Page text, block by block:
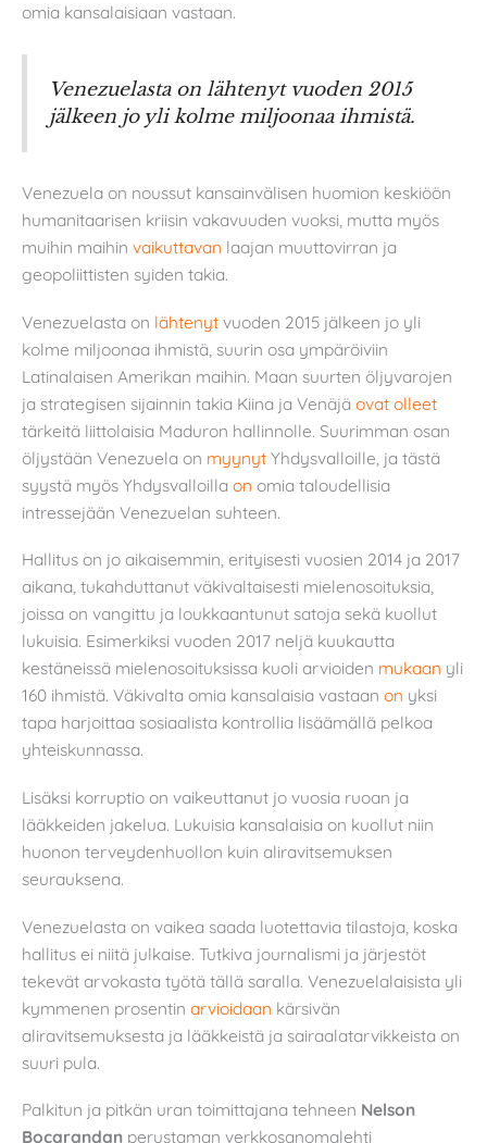
omia kansalaisiaan vastaan.
Venezuelasta on lähtenyt vuoden 2015
jälkeen jo yli kolme miljoonaa ihmistä.
Venezuela on noussut kansainvälisen huomion keskiöön
humanitaarisen kriisin vakavuuden vuoksi, mutta myös
muihin maihin vaikuttavan laajan muuttovirran ja
geopoliittisten syiden takia.
Venezuelasta on lähtenyt vuoden 2015 jälkeen jo yli
kolme miljoonaa ihmistä, suurin osa ympäröiviin
Latinalaisen Amerikan maihin. Maan suurten öljyvarojen
ja strategisen sijainnin takia Kiina ja Venäjä ovat olleet
tärkeitä liittolaisia Maduron hallinnolle. Suurimman osan
öljystään Venezuela on myynyt Yhdysvalloille, ja tästä
syystä myös Yhdysvalloilla on omia taloudellisia
intressejään Venezuelan suhteen.
Hallitus on jo aikaisemmin, erityisesti vuosien 2014 ja 2017
aikana, tukahduttanut väkivaltaisesti mielenosoituksia,
joissa on vangittu ja loukkaantunut satoja sekä kuollut
lukuisia. Esimerkiksi vuoden 2017 neljä kuukautta
kestäneissä mielenosoituksissa kuoli arvioiden mukaan yli
160 ihmistä. Väkivalta omia kansalaisia vastaan on yksi
tapa harjoittaa sosiaalista kontrollia lisäämällä pelkoa
yhteiskunnassa.
Lisäksi korruptio on vaikeuttanut jo vuosia ruoan ja
lääkkeiden jakelua. Lukuisia kansalaisia on kuollut niin
huonon terveydenhuollon kuin aliravitsemuksen
seurauksena.
Venezuelasta on vaikea saada luotettavia tilastoja, koska
hallitus ei niitä julkaise. Tutkiva journalismi ja järjestöt
tekevät arvokasta työtä tällä saralla. Venezuelalaisista yli
kymmenen prosentin arvioidaan kärsivän
aliravitsemuksesta ja lääkkeistä ja sairaalatarvikkeista on
suuri pula.
Palkitun ja pitkän uran toimittajana tehneen Nelson
Bocarandan perustaman verkkosanomalehti